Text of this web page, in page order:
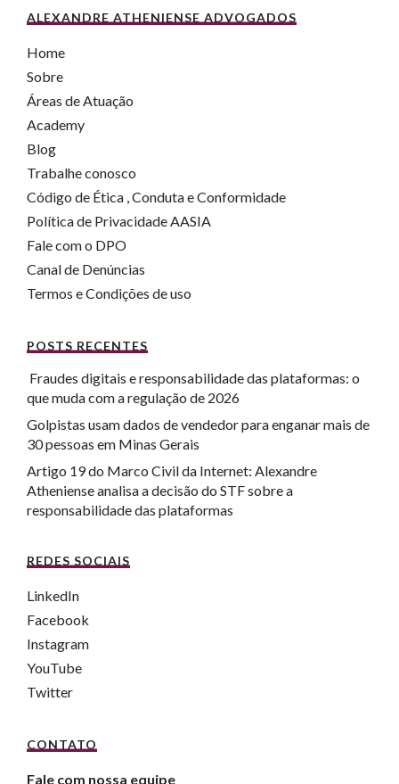
ALEXANDRE ATHENIENSE ADVOGADOS
Home
Sobre
Áreas de Atuação
Academy
Blog
Trabalhe conosco
Código de Ética , Conduta e Conformidade
Política de Privacidade AASIA
Fale com o DPO
Canal de Denúncias
Termos e Condições de uso
POSTS RECENTES
Fraudes digitais e responsabilidade das plataformas: o
que muda com a regulação de 2026
Golpistas usam dados de vendedor para enganar mais de
30 pessoas em Minas Gerais
Artigo 19 do Marco Civil da Internet: Alexandre
Atheniense analisa a decisão do STF sobre a
responsabilidade das plataformas
REDES SOCIAIS
LinkedIn
Facebook
Instagram
YouTube
Twitter
CONTATO
Fale com nossa equipe